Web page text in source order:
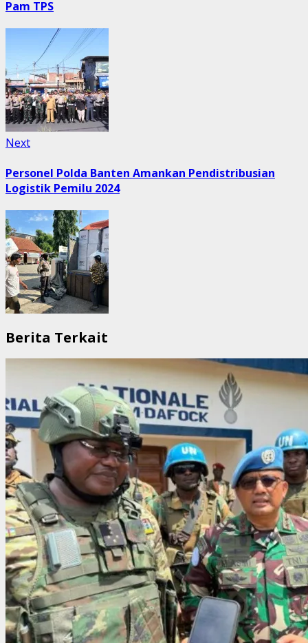
Pam TPS
NextNext
Personel Polda Banten Amankan Pendistribusian
Logistik Pemilu 2024
Berita Terkait